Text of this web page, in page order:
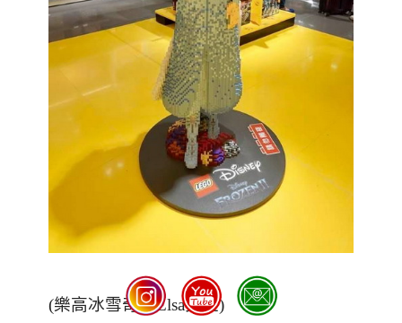
(樂高冰雪奇緣Elsa女王)